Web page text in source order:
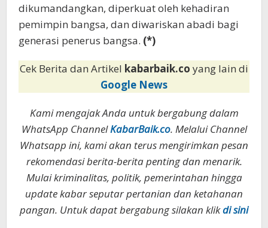
dikumandangkan, diperkuat oleh kehadiran
pemimpin bangsa, dan diwariskan abadi bagi
generasi penerus bangsa. (*)
Cek Berita dan Artikel kabarbaik.co yang lain di
Google News
Kami mengajak Anda untuk bergabung dalam
WhatsApp ChannelKabarBaik.co. Melalui Channel
Whatsapp ini, kami akan terus mengirimkan pesan
rekomendasi berita-berita penting dan menarik.
Mulai kriminalitas, politik, pemerintahan hingga
update kabar seputar pertanian dan ketahanan
pangan. Untuk dapat bergabung silakan klikdi sini